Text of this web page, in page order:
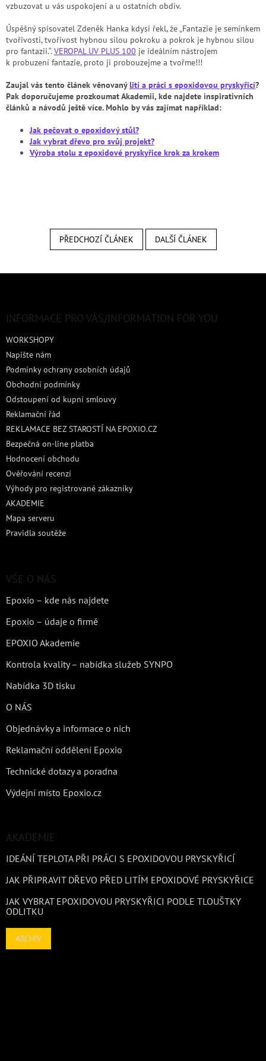
vzbuzovat u vás uspokojení a u ostatních obdiv.
Úspěšný spisovatel Zdeněk Hanka kdysi řekl, že „Fantazie je semínkem
tvořivosti, tvořivost hybnou silou pokroku a pokrok je hybnou silou
pro fantazii.“.VEROPALUV PLUS 100 je ideálním nástrojem
k probuzení fantazie, proto ji probouzejme a tvořme!!!
Zaujal vás tento článek věnovanýlití a práci s epoxidovou pryskyřicí?
Pak doporučujeme prozkoumat Akademii, kde najdete inspirativních
článků a návodů ještě více. Mohlo by vás zajímat například:
Jak pečovat o epoxidový stůl?
Jak vybrat dřevo pro svůj projekt?
Výroba stolu z epoxidové pryskyřice krok za krokem
PŘEDCHOZÍ ČLÁNEK DALŠÍ ČLÁNEK
INFORMACE PRO VÁS/INFORMATION FOR YOU
WORKSHOPY
Napište nám
Podmínky ochrany osobních údajů
Obchodní podmínky
Odstoupení od kupní smlouvy
Reklamační řád
REKLAMACE BEZ STAROSTÍ NA EPOXIO.CZ
Bezpečná on-line platba
Hodnocení obchodu
Ověřování recenzí
Výhody pro registrované zákazníky
AKADEMIE
Mapa serveru
Pravidla soutěže
VŠE O NÁS
Epoxio – kde nás najdete
Epoxio – údaje o firmě
EPOXIO Akademie
Kontrola kvality – nabídka služeb SYNPO
Nabídka 3D tisku
O NÁS
Objednávky a informace o nich
Reklamační oddělení Epoxio
Technické dotazy a poradna
Výdejní místo Epoxio.cz
AKADEMIE
IDEÁNÍ TEPLOTA PŘI PRÁCI S EPOXIDOVOU PRYSKYŘICÍ
JAK PŘIPRAVIT DŘEVO PŘED LITÍM EPOXIDOVÉ PRYSKYŘICE
JAK VYBRAT EPOXIDOVOU PRYSKYŘICI PODLE TLOUŠTKY
ODLITKU
ARCHIV